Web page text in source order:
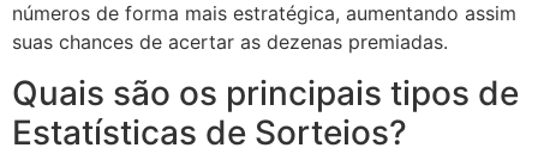
números de forma mais estratégica, aumentando assim
suas chances de acertar as dezenas premiadas.
Quais são os principais tipos de
Estatísticas de Sorteios?